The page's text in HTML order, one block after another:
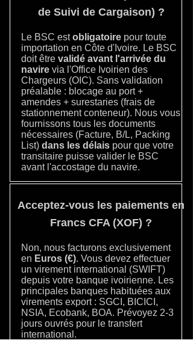
de Suivi de Cargaison) ?
Le BSC estobligatoire pour toute
importation en Côte d'Ivoire. Le BSC
doit être validé avant l'arrivée du
navirevia l'Office Ivoirien des
Chargeurs (OIC). Sans validation
préalable : blocage au port +
amendes + surestaries (frais de
stationnement conteneur). Nous vous
fournissons tous les documents
nécessaires (Facture, B/L, Packing
List) dans les délaispour que votre
transitaire puisse valider le BSC
avant l'accostage du navire.
Acceptez-vous les paiements en
Francs CFA (XOF) ?
Non, nous facturons exclusivement
en Euros (€). Vous devez effectuer
un virement international (SWIFT)
depuis votre banque ivoirienne. Les
principales banques habituées aux
virements export : SGCI, BICICI,
NSIA, Ecobank, BOA. Prévoyez 2-3
jours ouvrés pour le transfert
international.